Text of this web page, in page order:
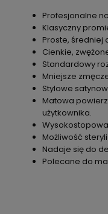
Profesjonalne
Klasyczny
Proste, średniej
Cienkie,
Standardowy
Mniejsze
Stylowe
Matowa
użytkownika.
Możliwość
Nadaje się do
Polecane do